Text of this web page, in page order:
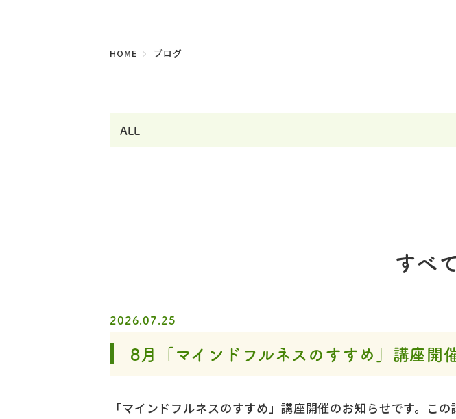
HOME ブログ
すべ
2026.07.25
8月「マインドフルネスのすすめ」講座開
「マインドフルネスのすすめ」講座開催のお知らせです。こ